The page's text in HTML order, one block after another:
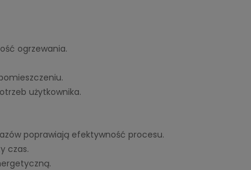
ogrzewania.
użytkownika.
poprawiają efektywność procesu.
czas.